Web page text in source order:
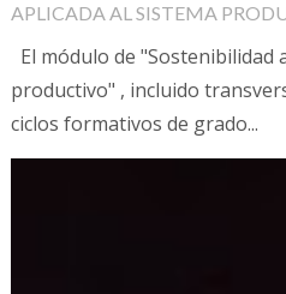
APLICADA AL SISTEMA
El módulo de "Sostenibilidad
productivo" , incluido
ciclos formativos de grado...